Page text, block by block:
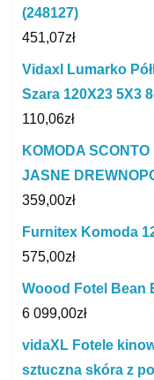
(248127)
451,07zł
Vidaxl Lumarko
Szara 120X23 5X3
110,06zł
KOMODA
JASNE
359,00zł
Furnitex Komoda
575,00zł
Woood Fotel Bean
6 099,00zł
vidaXL Fotele
sztuczna skóra z